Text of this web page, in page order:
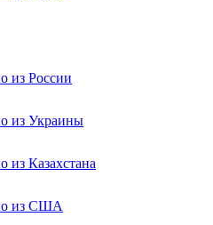
из России
из Украины
из Казахстана
из США